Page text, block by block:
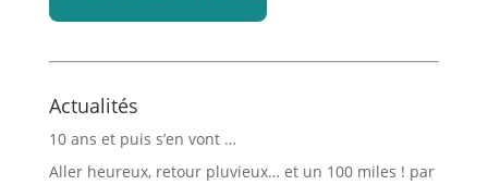
Actualités
10 ans et puis s’en vont …
Aller heureux, retour pluvieux… et un 100 miles ! par